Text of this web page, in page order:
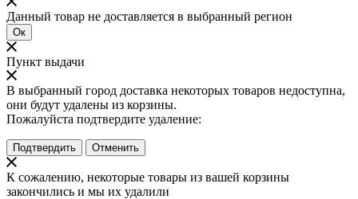
Данный товар не доставляется в выбранный регион
Ок
Пункт выдачи
В выбранный город доставка некоторых товаров недоступна,
они будут удалены из корзины.
Пожалуйста подтвердите удаление:
Подтвердить Отменить
К сожалению, некоторые товары из вашей корзины
закончились и мы их удалили